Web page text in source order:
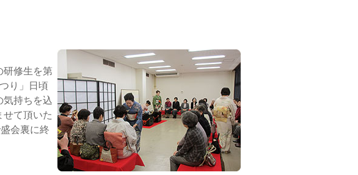
研修生を第
り」日頃
気持ちを込
て頂いた
会裏に終